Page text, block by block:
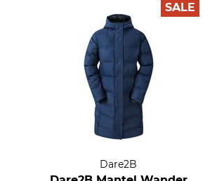
SALE
Dare2B